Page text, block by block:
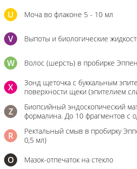
U Моча во флаконе 5 - 10 мл
V Выпоты и биологические
W Волос (шерсть) в пробирке
X
Зонд щеточка с буккальным
поверхности щеки (эпителием
Z
Биопсийный эндоскопический
формалина. До 10 фрагментов с
R
Ректальный смыв в пробирку
0,5 мл)
О Мазок-отпечаток на стекло